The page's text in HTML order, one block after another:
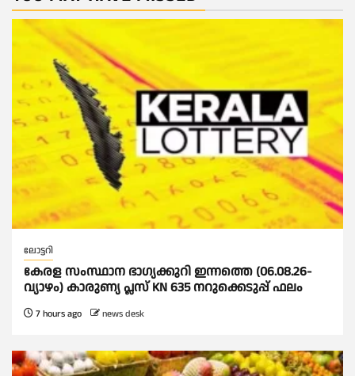
ലോട്ടറി
കേരള സംസ്ഥാന ഭാഗ്യക്കുറി ഇന്നത്തെ (06.08.26-
വ്യാഴം) കാരുണ്യ പ്ലസ് KN 635 നറുക്കെടുപ്പ് ഫലം
7 hours ago news desk